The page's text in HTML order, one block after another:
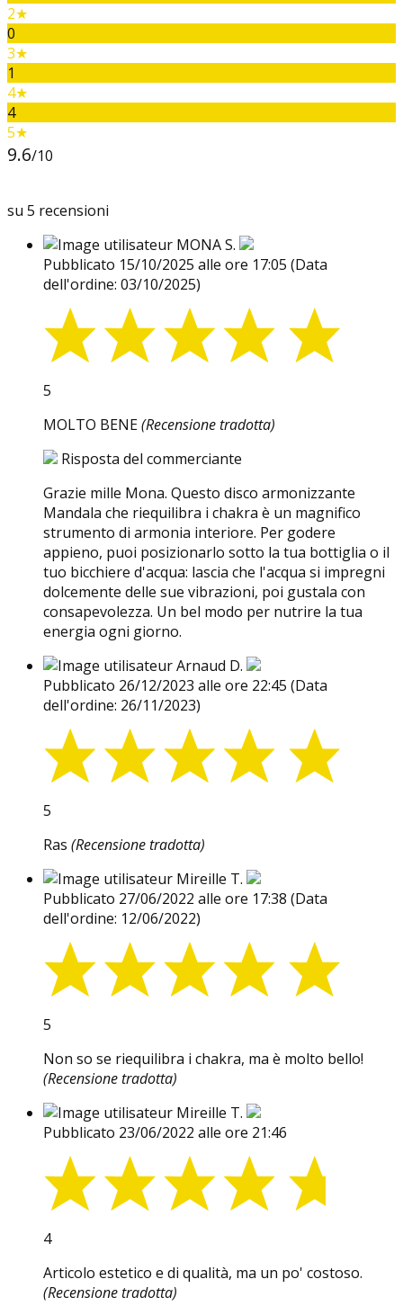
2★
0
3★
1
4★
4
5★
9.6/10
su 5 recensioni
MONA S.
Pubblicato 15/10/2025 alle ore 17:05 (Data
dell'ordine: 03/10/2025)
5
MOLTO BENE(Recensione tradotta)
Risposta del commerciante
Grazie mille Mona. Questo disco armonizzante
Mandala che riequilibra i chakra è un magnifico
strumento di armonia interiore. Per godere
appieno, puoi posizionarlo sotto la tua bottiglia o il
tuo bicchiere d'acqua: lascia che l'acqua si impregni
dolcemente delle sue vibrazioni, poi gustala con
consapevolezza. Un bel modo per nutrire la tua
energia ogni giorno.
Arnaud D.
Pubblicato 26/12/2023 alle ore 22:45 (Data
dell'ordine: 26/11/2023)
5
Ras (Recensione tradotta)
Mireille T.
Pubblicato 27/06/2022 alle ore 17:38 (Data
dell'ordine: 12/06/2022)
5
Non so se riequilibra i chakra, ma è molto bello!
(Recensione tradotta)
Mireille T.
Pubblicato 23/06/2022 alle ore 21:46
4
Articolo estetico e di qualità, ma un po' costoso.
(Recensione tradotta)